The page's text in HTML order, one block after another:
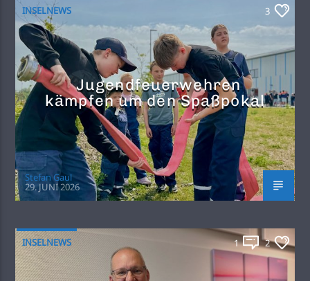
INSELNEWS 3
Jugendfeuerwehren
kämpfen um den Spaßpokal
Stefan Gaul
29. JUNI 2026
INSELNEWS 1 2